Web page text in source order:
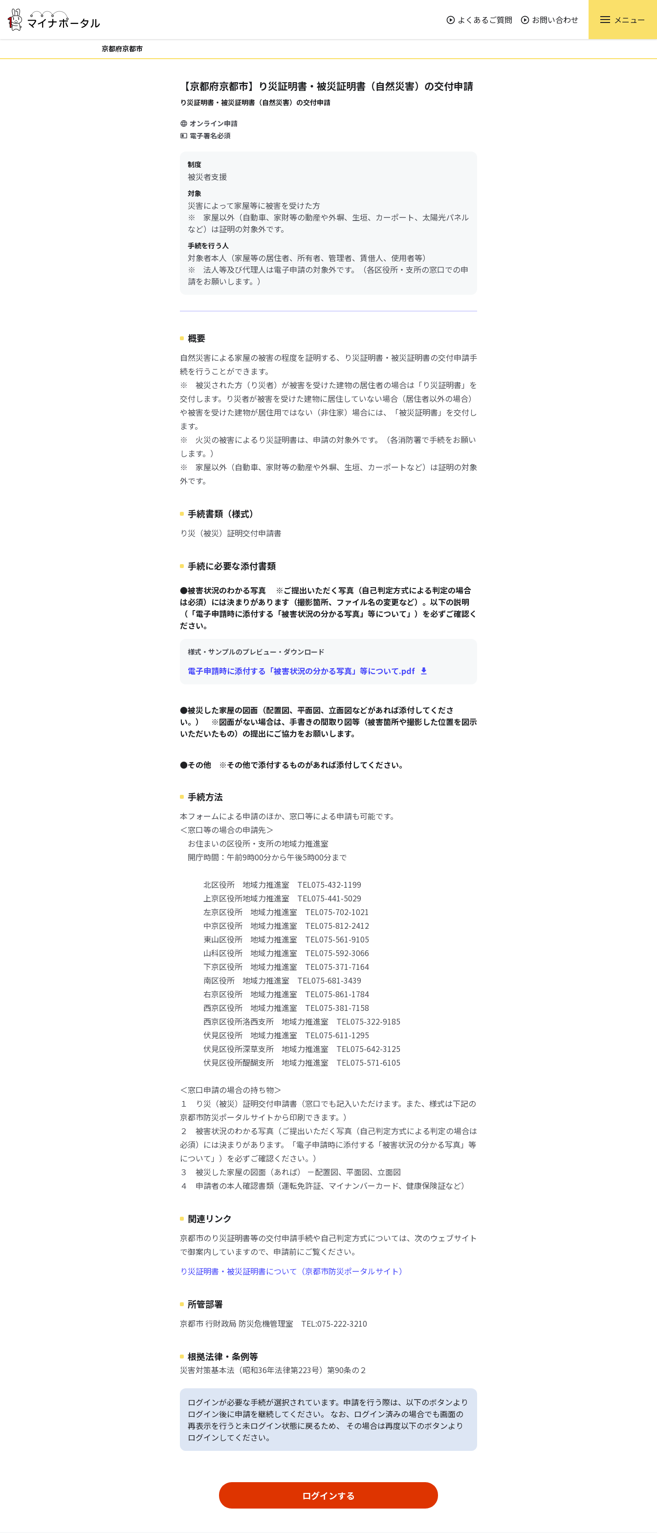
よくあるご質問 お問い合わせ メニュー
京都府京都市
【京都府京都市】り災証明書・被災証明書（自然災害）の交付申請
り災証明書・被災証明書（自然災害）の交付申請
オンライン申請
電子署名必須
制度
被災者支援
対象
災害によって家屋等に被害を受けた方
※ 家屋以外（自動車、家財等の動産や外塀、生垣、カーポート、太陽光パネル
など）は証明の対象外です。
手続を行う人
対象者本人（家屋等の居住者、所有者、管理者、賃借人、使用者等）
※ 法人等及び代理人は電子申請の対象外です。（各区役所・支所の窓口での申
請をお願いします。）
概要
自然災害による家屋の被害の程度を証明する、り災証明書・被災証明書の交付申請手
続を行うことができます。
※ 被災された方（り災者）が被害を受けた建物の居住者の場合は「り災証明書」を
交付します。り災者が被害を受けた建物に居住していない場合（居住者以外の場合）
や被害を受けた建物が居住用ではない（非住家）場合には、「被災証明書」を交付し
ます。
※ 火災の被害によるり災証明書は、申請の対象外です。（各消防署で手続をお願い
します。）
※ 家屋以外（自動車、家財等の動産や外塀、生垣、カーポートなど）は証明の対象
外です。
手続書類（様式）
り災（被災）証明交付申請書
手続に必要な添付書類
●被害状況のわかる写真 ※ご提出いただく写真（自己判定方式による判定の場合
は必須）には決まりがあります（撮影箇所、ファイル名の変更など）。以下の説明
（「電子申請時に添付する「被害状況の分かる写真」等について」）を必ずご確認く
ださい。
様式・サンプルのプレビュー・ダウンロード
電子申請時に添付する「被害状況の分かる写真」等について.pdf
●被災した家屋の図面（配置図、平面図、立面図などがあれば添付してくださ
い。） ※図面がない場合は、手書きの間取り図等（被害箇所や撮影した位置を図示
いただいたもの）の提出にご協力をお願いします。
●その他 ※その他で添付するものがあれば添付してください。
手続方法
本フォームによる申請のほか、窓口等による申請も可能です。
＜窓口等の場合の申請先＞
お住まいの区役所・支所の地域力推進室
開庁時間：午前9時00分から午後5時00分まで
北区役所 地域力推進室 TEL075-432-1199
上京区役所地域力推進室 TEL075-441-5029
左京区役所 地域力推進室 TEL075-702-1021
中京区役所 地域力推進室 TEL075-812-2412
東山区役所 地域力推進室 TEL075-561-9105
山科区役所 地域力推進室 TEL075-592-3066
下京区役所 地域力推進室 TEL075-371-7164
南区役所 地域力推進室 TEL075-681-3439
右京区役所 地域力推進室 TEL075-861-1784
西京区役所 地域力推進室 TEL075-381-7158
西京区役所洛西支所 地域力推進室 TEL075-322-9185
伏見区役所 地域力推進室 TEL075-611-1295
伏見区役所深草支所 地域力推進室 TEL075-642-3125
伏見区役所醍醐支所 地域力推進室 TEL075-571-6105
＜窓口申請の場合の持ち物＞
１ り災（被災）証明交付申請書（窓口でも記入いただけます。また、様式は下記の
京都市防災ポータルサイトから印刷できます。）
２ 被害状況のわかる写真（ご提出いただく写真（自己判定方式による判定の場合は
必須）には決まりがあります。「電子申請時に添付する「被害状況の分かる写真」等
について」）を必ずご確認ください。）
３ 被災した家屋の図面（あれば） －配置図、平面図、立面図
４ 申請者の本人確認書類（運転免許証、マイナンバーカード、健康保険証など）
関連リンク
京都市のり災証明書等の交付申請手続や自己判定方式については、次のウェブサイト
で御案内していますので、申請前にご覧ください。
り災証明書・被災証明書について（京都市防災ポータルサイト）
所管部署
京都市 行財政局 防災危機管理室 TEL:075-222-3210
根拠法律・条例等
災害対策基本法（昭和36年法律第223号）第90条の２
ログインが必要な手続が選択されています。申請を行う際は、以下のボタンより
ログイン後に申請を継続してください。 なお、ログイン済みの場合でも画面の
再表示を行うと未ログイン状態に戻るため、 その場合は再度以下のボタンより
ログインしてください。